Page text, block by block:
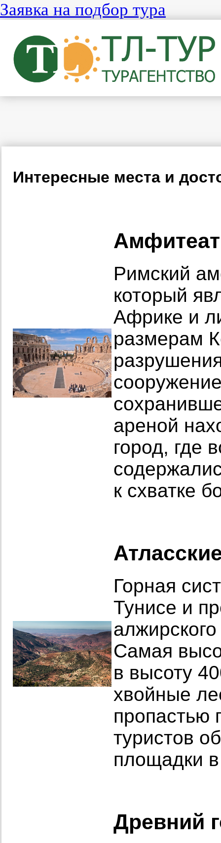
Заявка на подбор тура
Интересные места и
Римский
который
Африке и
размерам
ареной
город, где
к схватке
Горная
Тунисе и
Самая
в высоту
хвойные
пропастью
туристов
площадки
Древний